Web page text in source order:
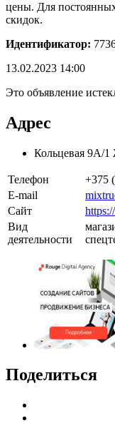
цены. Для
скидок.
Идентификатор:
13.02.2023 14:00
Это объявление
Адрес
Кольцевая 9А/
Телефон
+375
E-mail
Сайт
Вид
деятельности
Поделиться